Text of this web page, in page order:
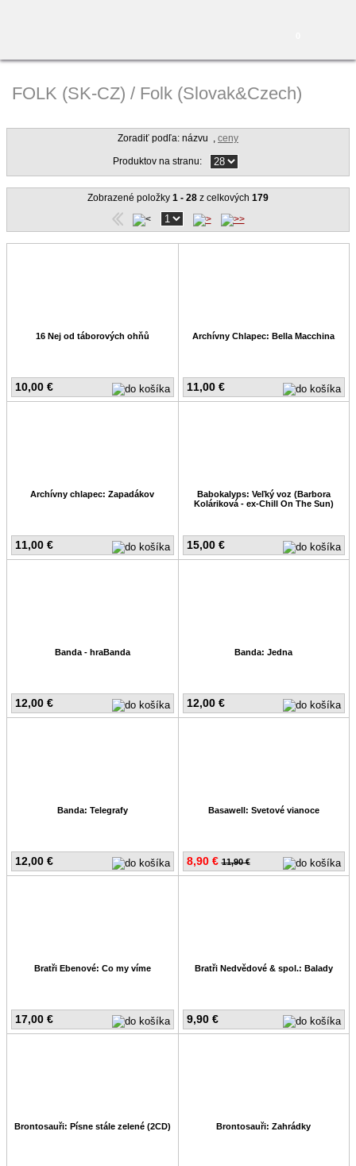
FOLK (SK-CZ) / Folk (Slovak&Czech)
Zoradiť podľa: názvu , ceny
Produktov na stranu:
Zobrazené položky 1 - 28 z celkových 179
10,00 €
16 Nej od táborových ohňů
11,00 €
Archívny Chlapec: Bella Macchina
11,00 €
Archívny chlapec: Zapadákov
15,00 €
Babokalyps: Veľký voz (Barbora
Koláriková - ex-Chill On The Sun)
12,00 €
Banda - hraBanda
12,00 €
Banda: Jedna
12,00 €
Banda: Telegrafy
8,90 € 11,90 €
Basawell: Svetové vianoce
17,00 €
Bratři Ebenové: Co my víme
9,90 €
Bratři Nedvědové & spol.: Balady
Brontosauři: Písne stále zelené (2CD) Brontosauři: Zahrádky